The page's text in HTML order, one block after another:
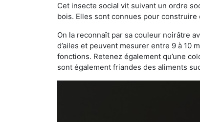
Cet insecte social vit suivant un ordre
bois. Elles sont connues pour
On la reconnaît par sa couleur noirâtre
d’ailes et peuvent mesurer entre 9 à 10
fonctions. Retenez également qu’une
sont également friandes des aliments